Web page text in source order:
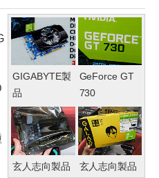
GIGABYTE製
品
GeForce GT
730
玄人志向製品 玄人志向製品